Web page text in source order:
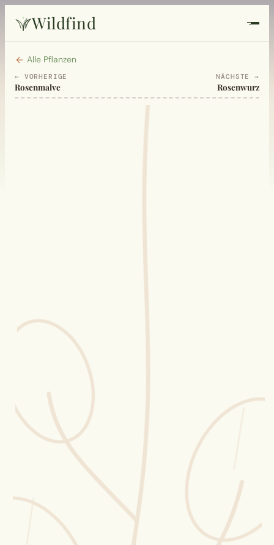
Wildfind
Startseite
Pflanzen
Sammelkalender
Blüten-Finder
Phänologie-Radar
Vogelstimmen
Gartenplaner
Challenges
Alle Pflanzen
← VORHERIGE
Rosenmalve
NÄCHSTE →
Rosenwurz